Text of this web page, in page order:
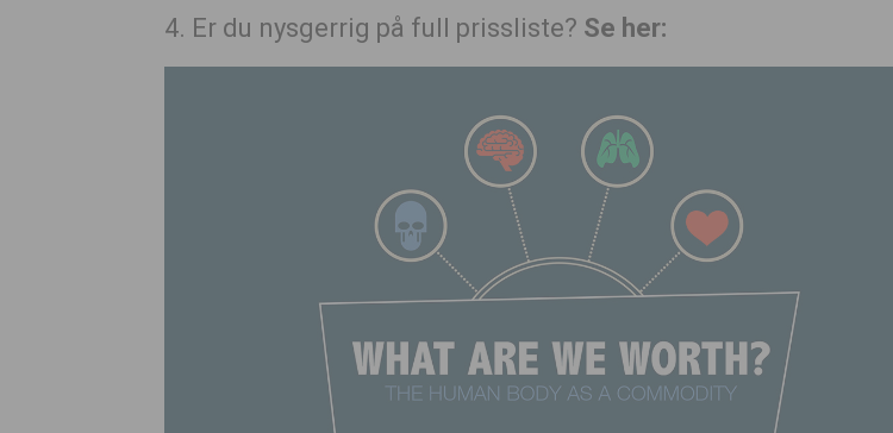
4. Er du nysgerrig på full prissliste? Se her: